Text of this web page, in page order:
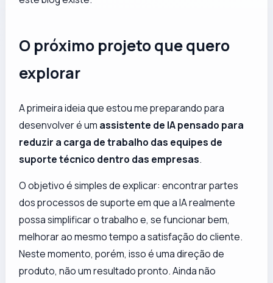
O próximo projeto que quero
explorar
A primeira ideia que estou me preparando para
desenvolver é um assistente de IA pensado para
reduzir a carga de trabalho das equipes de
suporte técnico dentro das empresas.
O objetivo é simples de explicar: encontrar partes
dos processos de suporte em que a IA realmente
possa simplificar o trabalho e, se funcionar bem,
melhorar ao mesmo tempo a satisfação do cliente.
Neste momento, porém, isso é uma direção de
produto, não um resultado pronto. Ainda não